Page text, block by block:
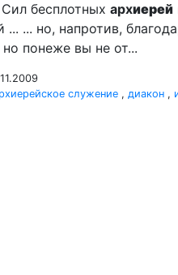
бесплотных архиерей
... ... но, напротив,
понеже вы не от...
служение , диакон ,